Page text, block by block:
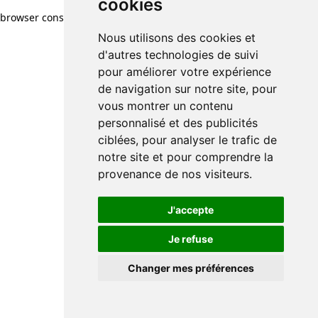
cookies
Nous utilisons des cookies et
d'autres technologies de suivi
pour améliorer votre expérience
de navigation sur notre site, pour
vous montrer un contenu
personnalisé et des publicités
ciblées, pour analyser le trafic de
notre site et pour comprendre la
provenance de nos visiteurs.
J'accepte
Je refuse
Changer mes préférences
browser console for more information)